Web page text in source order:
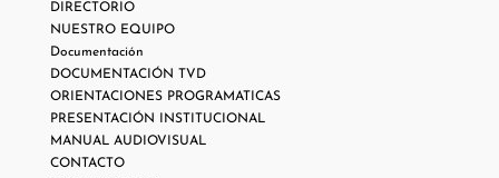
DIRECTORIO
NUESTRO EQUIPO
Documentación
DOCUMENTACIÓN TVD
ORIENTACIONES PROGRAMATICAS
PRESENTACIÓN INSTITUCIONAL
MANUAL AUDIOVISUAL
CONTACTO